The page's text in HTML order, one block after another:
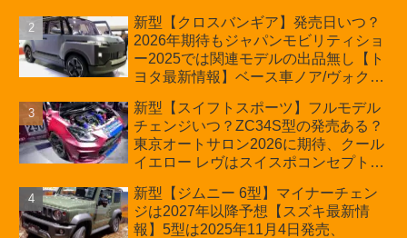
の採用は無しか【トヨタ最新情報】60
周年記念車発売
新型【クロスバンギア】発売日いつ？
2026年期待もジャパンモビリティショ
ー2025では関連モデルの出品無し【ト
ヨタ最新情報】ベース車ノア/ヴォクシ
ほか「コア」と「ツール」、デリカ
D:5対抗のクロスオーバーSUVミニバ
ン
新型【スイフトスポーツ】フルモデル
チェンジいつ？ZC34S型の発売ある？
東京オートサロン2026に期待、クール
イエロー レヴはスイスポコンセプト
プが争点【スズキ最新情報】特別仕様
車「ZC33S Final Edition」終了
新型【ジムニー 6型】マイナーチェン
ジは2027年以降予想【スズキ最新情
報】5型は2025年11月4日発売、